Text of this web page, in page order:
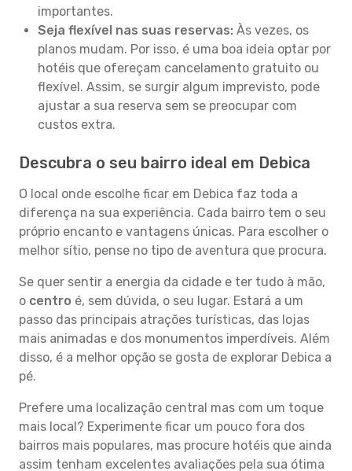
importantes.
Seja flexível nas suas reservas: Às vezes, os
planos mudam. Por isso, é uma boa ideia optar por
hotéis que ofereçam cancelamento gratuito ou
flexível. Assim, se surgir algum imprevisto, pode
ajustar a sua reserva sem se preocupar com
custos extra.
Descubra o seu bairro ideal em Debica
O local onde escolhe ficar em Debica faz toda a
diferença na sua experiência. Cada bairro tem o seu
próprio encanto e vantagens únicas. Para escolher o
melhor sítio, pense no tipo de aventura que procura.
Se quer sentir a energia da cidade e ter tudo à mão,
o centro é, sem dúvida, o seu lugar. Estará a um
passo das principais atrações turísticas, das lojas
mais animadas e dos monumentos imperdíveis. Além
disso, é a melhor opção se gosta de explorar Debica a
pé.
Prefere uma localização central mas com um toque
mais local? Experimente ficar um pouco fora dos
bairros mais populares, mas procure hotéis que ainda
assim tenham excelentes avaliações pela sua ótima